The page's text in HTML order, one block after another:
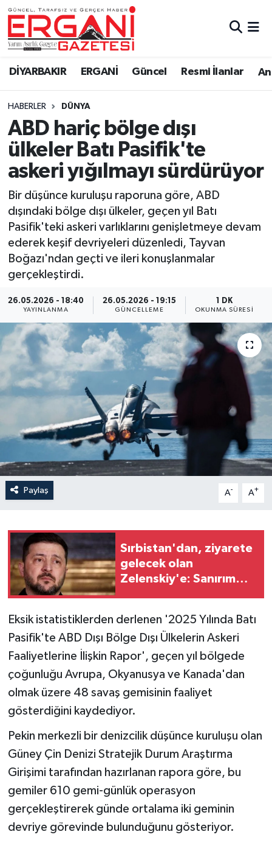
DİYARBAKIR ERGANİ Güncel Resmi İlanlar
HABERLER DÜNYA
ABD hariç bölge dışı
ülkeler Batı Pasifik'te
askeri yığılmayı sürdürüyor
Bir düşünce kuruluşu raporuna göre, ABD
dışındaki bölge dışı ülkeler, geçen yıl Batı
Pasifik'teki askeri varlıklarını genişletmeye devam
ederek keşif devriyeleri düzenledi, Tayvan
Boğazı'ndan geçti ve ileri konuşlanmalar
gerçekleştirdi.
26.05.2026 - 18:40
YAYINLANMA
26.05.2026 - 19:15
GÜNCELLEME
1 DK
OKUNMA SÜRESI
Paylaş A- A+
Sırbistan'dan, ziyarete
gelecek olan
Zelenskiy'e: Sanırım
Eksik istatistiklerden derlenen '2025 Yılında Batı
Pasifik'te ABD Dışı Bölge Dışı Ülkelerin Askeri
Faaliyetlerine İlişkin Rapor', geçen yıl bölgede
çoğunluğu Avrupa, Okyanusya ve Kanada'dan
olmak üzere 48 savaş gemisinin faaliyet
gösterdiğini kaydediyor.
Pekin merkezli bir denizcilik düşünce kuruluşu olan
Güney Çin Denizi Stratejik Durum Araştırma
Girişimi tarafından hazırlanan rapora göre, bu
gemiler 610 gemi-günlük operasyon
gerçekleştirerek günde ortalama iki geminin
devriye görevinde bulunduğunu gösteriyor.
DİYARBAKIR
BİSMİL
BAĞLAR
ERGANİ
Güncel
Eği̇ti̇m
Resmi İlanlar
Sağlık
Si̇yaset
Spor
Anali̇z
Bi̇li̇m & Teknoloji̇
Dünya
Ergani Nöbetçi Eczaneler
Ergani Hava Durumu
Ergani Trafik Yoğunluk Haritası
Süper Lig Puan Durumu ve Fikstür
Tüm Manşetler
Son Dakika Haberleri
Haber Arşivi